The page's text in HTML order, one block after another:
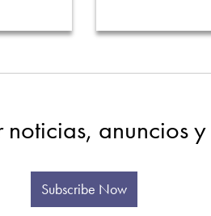
anuncios
Subscribe Now